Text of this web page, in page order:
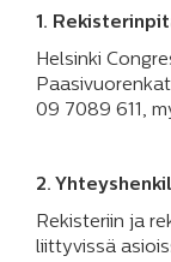
1.
Helsinki
09 7089 611,
2.
Rekisteriin ja
liittyvissä